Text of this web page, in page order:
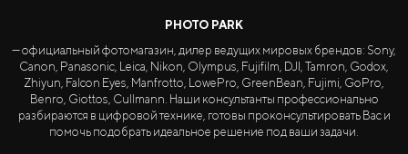
PHOTO PARK
— официальный фотомагазин, дилер ведущих мировых брендов: Sony,
Canon, Panasonic, Leica, Nikon, Olympus, Fujifilm, DJI, Tamron, Godox,
Zhiyun, Falcon Eyes, Manfrotto, LowePro, GreenBean, Fujimi, GoPro,
Benro, Giottos, Cullmann. Наши консультанты профессионально
разбираются в цифровой технике, готовы проконсультировать Вас и
помочь подобрать идеальное решение под ваши задачи.